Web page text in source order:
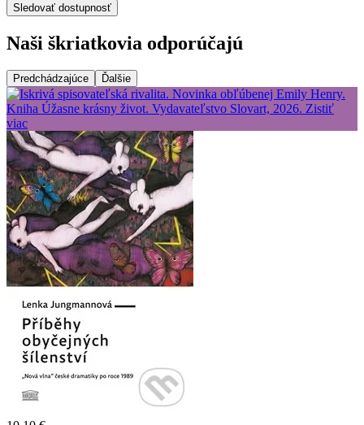
Sledovať dostupnosť
Naši škriatkovia odporúčajú
Predchádzajúce Ďalšie